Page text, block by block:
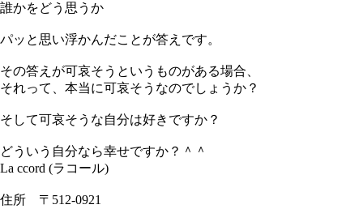
誰かをどう思うか
パッと思い浮かんだことが答えです。
その答えが可哀そうというものがある場合、
それって、本当に可哀そうなのでしょうか？
そして可哀そうな自分は好きですか？
どういう自分なら幸せですか？＾＾
La ccord (ラコール)
住所 〒512-0921